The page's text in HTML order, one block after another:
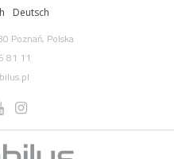
Deutsch
Poznań, Polska
81 11